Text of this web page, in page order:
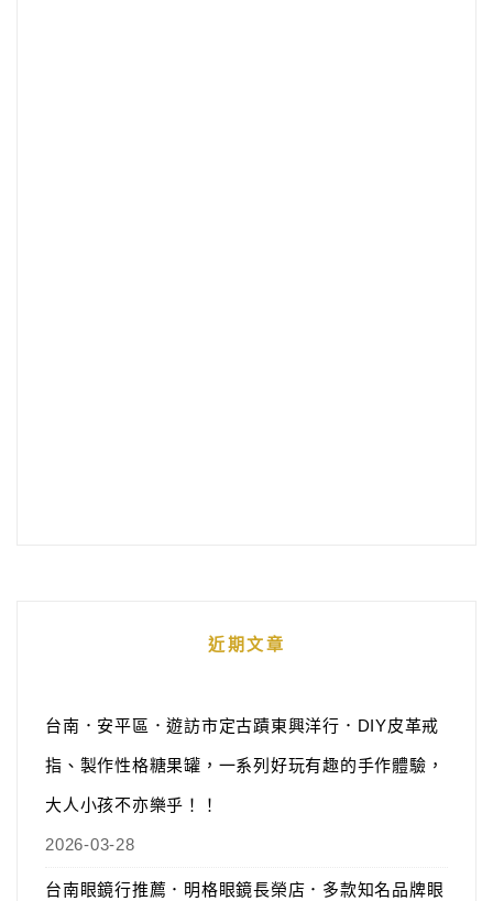
近期文章
台南．安平區．遊訪市定古蹟東興洋行．DIY皮革戒
指、製作性格糖果罐，一系列好玩有趣的手作體驗，
大人小孩不亦樂乎！！
2026-03-28
台南眼鏡行推薦．明格眼鏡長榮店．多款知名品牌眼